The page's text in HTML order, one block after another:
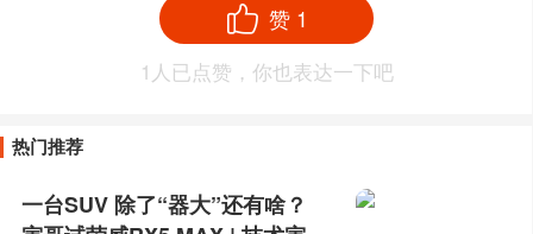
赞 1
1 人已点赞，你也表达一下吧
热门推荐
一台SUV 除了“器大”还有啥？